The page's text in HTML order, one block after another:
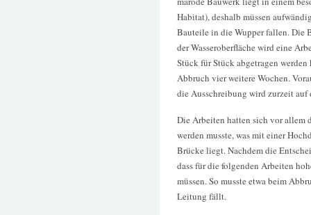
Habitat), deshalb müssen
Bauteile in die Wupper fallen. Die
der Wasseroberfläche wird eine
Stück für Stück abgetragen
Abbruch vier weitere Wochen.
die Ausschreibung wird zurzeit auf
Die Arbeiten hatten sich vor allem
werden musste, was mit einer
Brücke liegt. Nachdem die
dass für die folgenden Arbeiten
müssen. So musste etwa beim
Leitung fällt.